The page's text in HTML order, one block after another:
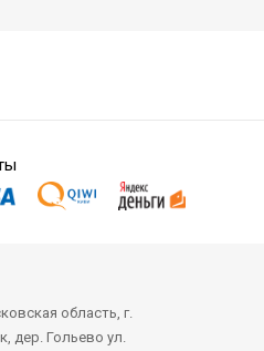
область, г.
дер. Гольево ул.